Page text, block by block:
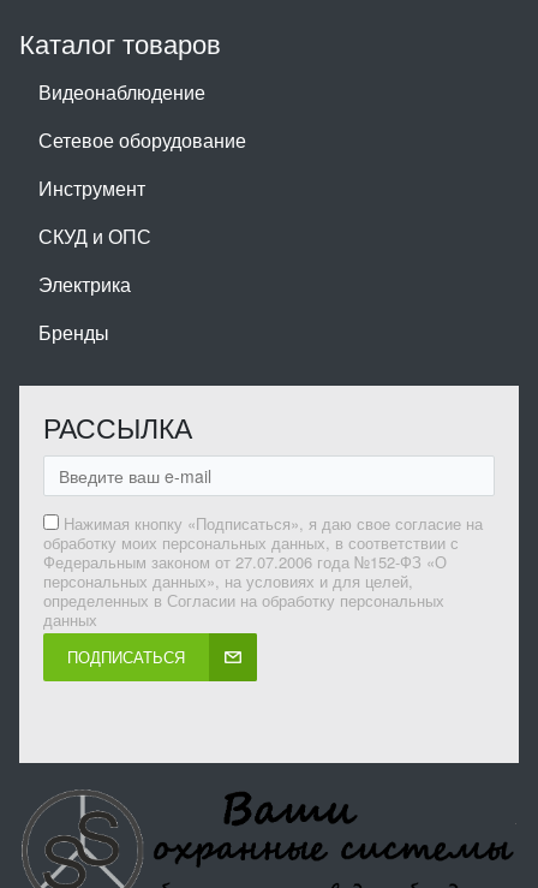
Каталог товаров
Видеонаблюдение
Сетевое оборудование
Инструмент
СКУД и ОПС
Электрика
Бренды
РАССЫЛКА
Нажимая кнопку «Подписаться», я даю свое согласие на
обработку моих персональных данных, в соответствии с
Федеральным законом от 27.07.2006 года №152-ФЗ «О
персональных данных», на условиях и для целей,
определенных в Согласии на обработку персональных
данных
ПОДПИСАТЬСЯ